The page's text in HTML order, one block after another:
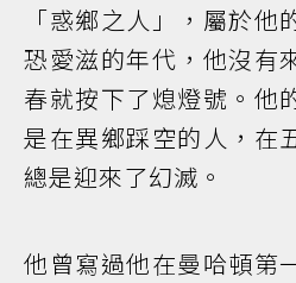
「惑鄉之人」，屬於他
恐愛滋的年代，他沒有
春就按下了熄燈號。他
是在異鄉踩空的人，在
總是迎來了幻滅。
他曾寫過他在曼哈頓第